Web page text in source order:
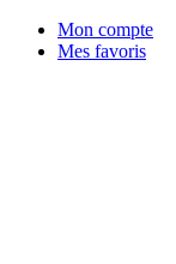
Mon compte
Mes favoris